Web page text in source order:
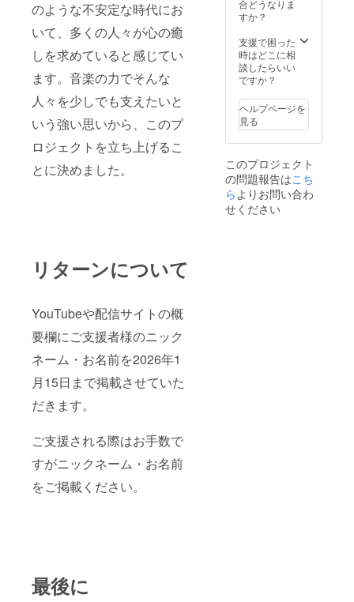
のような不安定な時代にお
いて、多くの人々が心の癒
しを求めていると感じてい
ます。音楽の力でそんな
人々を少しでも支えたいと
いう強い思いから、このプ
ロジェクトを立ち上げるこ
とに決めました。
リターンについて
YouTubeや配信サイトの概
要欄にご支援者様のニック
ネーム・お名前を2026年1
月15日まで掲載させていた
だきます。
ご支援される際はお手数で
すがニックネーム・お名前
をご掲載ください。
最後に
合どうなりま
すか？
支援で困った
時はどこに相
談したらいい
ですか？
ヘルプページを
見る
このプロジェクト
の問題報告はこち
らよりお問い合わ
せください